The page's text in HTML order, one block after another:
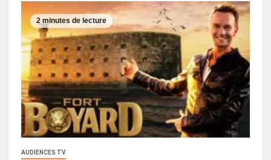
2 minutes de lecture
AUDIENCES TV